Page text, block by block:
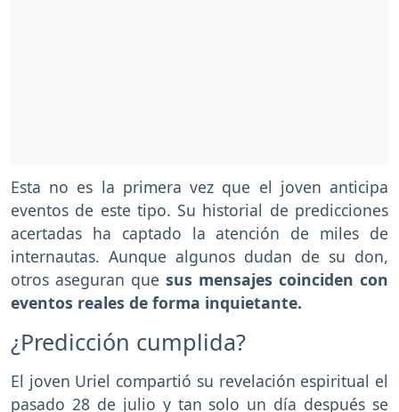
Esta no es la primera vez que el joven anticipa
eventos de este tipo. Su historial de predicciones
acertadas ha captado la atención de miles de
internautas. Aunque algunos dudan de su don,
otros aseguran que sus mensajes coinciden con
eventos reales de forma inquietante.
¿Predicción cumplida?
El joven Uriel compartió su revelación espiritual el
pasado 28 de julio y tan solo un día después se